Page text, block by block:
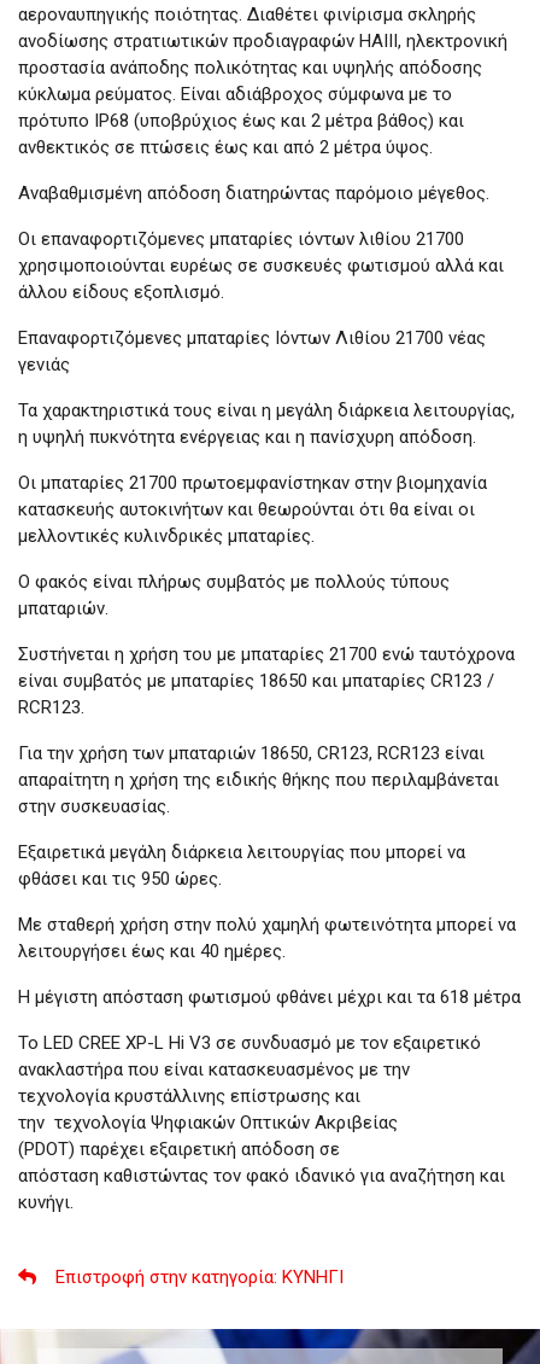
αεροναυπηγικής ποιότητας. Διαθέτει φινίρισμα σκληρής
ανοδίωσης στρατιωτικών προδιαγραφών HAIII, ηλεκτρονική
προστασία ανάποδης πολικότητας και υψηλής απόδοσης
κύκλωμα ρεύματος. Είναι αδιάβροχος σύμφωνα με το
πρότυπο IP68 (υποβρύχιος έως και 2 μέτρα βάθος) και
ανθεκτικός σε πτώσεις έως και από 2 μέτρα ύψος.
Αναβαθμισμένη απόδοση διατηρώντας παρόμοιο μέγεθος.
Οι επαναφορτιζόμενες μπαταρίες ιόντων λιθίου 21700
χρησιμοποιούνται ευρέως σε συσκευές φωτισμού αλλά και
άλλου είδους εξοπλισμό.
Επαναφορτιζόμενες μπαταρίες Ιόντων Λιθίου 21700 νέας
γενιάς
Τα χαρακτηριστικά τους είναι η μεγάλη διάρκεια λειτουργίας,
η υψηλή πυκνότητα ενέργειας και η πανίσχυρη απόδοση.
Οι μπαταρίες 21700 πρωτοεμφανίστηκαν στην βιομηχανία
κατασκευής αυτοκινήτων και θεωρούνται ότι θα είναι οι
μελλοντικές κυλινδρικές μπαταρίες.
Ο φακός είναι πλήρως συμβατός με πολλούς τύπους
μπαταριών.
Συστήνεται η χρήση του με μπαταρίες 21700 ενώ ταυτόχρονα
είναι συμβατός με μπαταρίες 18650 και μπαταρίες CR123 /
RCR123.
Για την χρήση των μπαταριών 18650, CR123, RCR123 είναι
απαραίτητη η χρήση της ειδικής θήκης που περιλαμβάνεται
στην συσκευασίας.
Εξαιρετικά μεγάλη διάρκεια λειτουργίας που μπορεί να
φθάσει και τις 950 ώρες.
Με σταθερή χρήση στην πολύ χαμηλή φωτεινότητα μπορεί να
λειτουργήσει έως και 40 ημέρες.
Η μέγιστη απόσταση φωτισμού φθάνει μέχρι και τα 618 μέτρα
Το LED CREE XP-L Hi V3 σε συνδυασμό με τον εξαιρετικό
ανακλαστήρα που είναι κατασκευασμένος με την
τεχνολογία κρυστάλλινης επίστρωσης και
την τεχνολογία Ψηφιακών Οπτικών Ακριβείας
(PDOT) παρέχει εξαιρετική απόδοση σε
απόσταση καθιστώντας τον φακό ιδανικό για αναζήτηση και
κυνήγι.
Επιστροφή στην κατηγορία: ΚΥΝΗΓΙ